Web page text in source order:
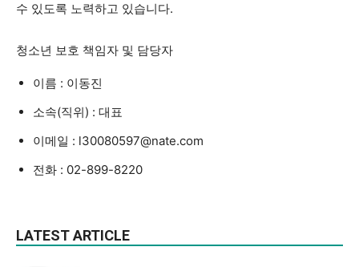
수 있도록 노력하고 있습니다.
청소년 보호 책임자 및 담당자
이름 : 이동진
소속(직위) : 대표
이메일 : l30080597@nate.com
전화 : 02-899-8220
LATEST ARTICLE